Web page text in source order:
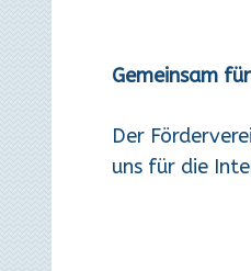
Gemeinsam
Der
uns für die